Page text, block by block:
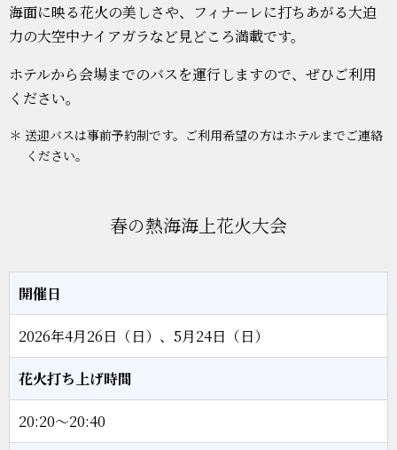
海面に映る花火の美しさや、フィナーレに打ちあがる大迫
力の大空中ナイアガラなど見どころ満載です。
ホテルから会場までのバスを運行しますので、ぜひご利用
ください。
＊ 送迎バスは事前予約制です。ご利用希望の方はホテルまでご連絡
ください。
春の熱海海上花火大会
開催日
2026年4月26日（日）、5月24日（日）
花火打ち上げ時間
20:20～20:40